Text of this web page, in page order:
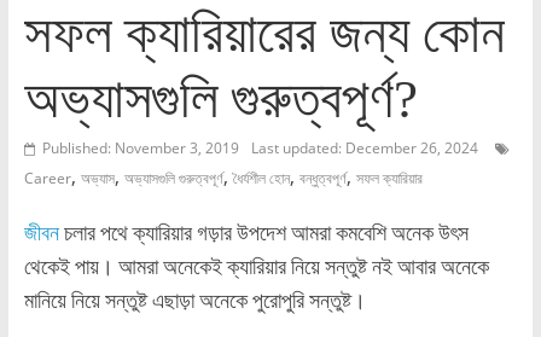
সফল ক্যারিয়ারের জন্য কোন
অভ্যাসগুলি গুরুত্বপূর্ণ?
Published: November 3, 2019
Last updated: December 26, 2024
Career, অভ্যাস, অভ্যাসগুলি গুরুত্বপূর্ণ,ধৈর্যশীল হোন, বন্ধুত্বপূর্ণ, সফল ক্যারিয়ার
জীবনচলার পথে ক্যারিয়ার গড়ার উপদেশ আমরা কমবেশি অনেক উৎস
থেকেই পায়। আমরা অনেকেই ক্যারিয়ার নিয়ে সন্তুষ্ট নই আবার অনেকে
মানিয়ে নিয়ে সন্তুষ্ট এছাড়া অনেকে পুরোপুরি সন্তুষ্ট।